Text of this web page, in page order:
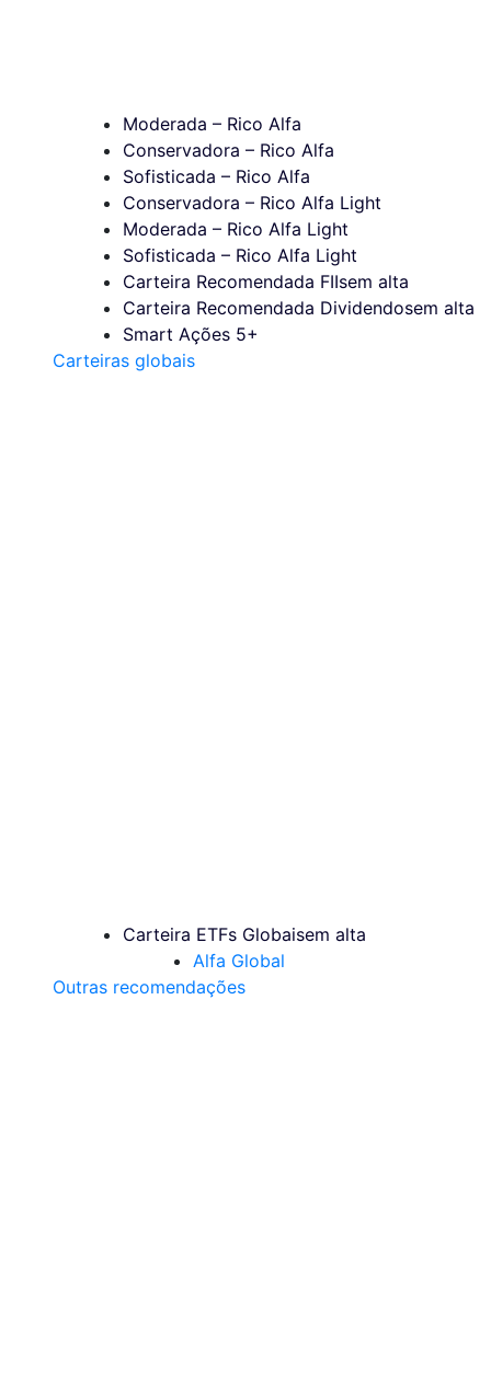
Moderada – Rico Alfa
Conservadora – Rico Alfa
Sofisticada – Rico Alfa
Conservadora – Rico Alfa Light
Moderada – Rico Alfa Light
Sofisticada – Rico Alfa Light
Carteira Recomendada FIIsem alta
Carteira Recomendada Dividendosem alta
Smart Ações 5+
Carteiras globais
Carteira ETFs Globaisem alta
Alfa Global
Outras recomendações